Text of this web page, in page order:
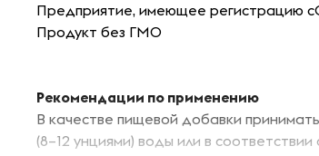
Предприятие, имеющее регистрацию
Продукт без ГМО
Рекомендации по применению
В качестве пищевой добавки
(8–12 унциями) воды или в